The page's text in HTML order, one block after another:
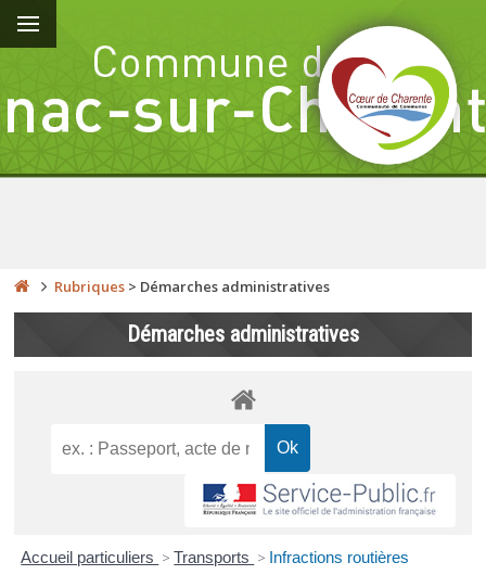
Rubriques > Démarches administratives
Démarches administratives
Accueil particuliers > Transports > Infractions routières